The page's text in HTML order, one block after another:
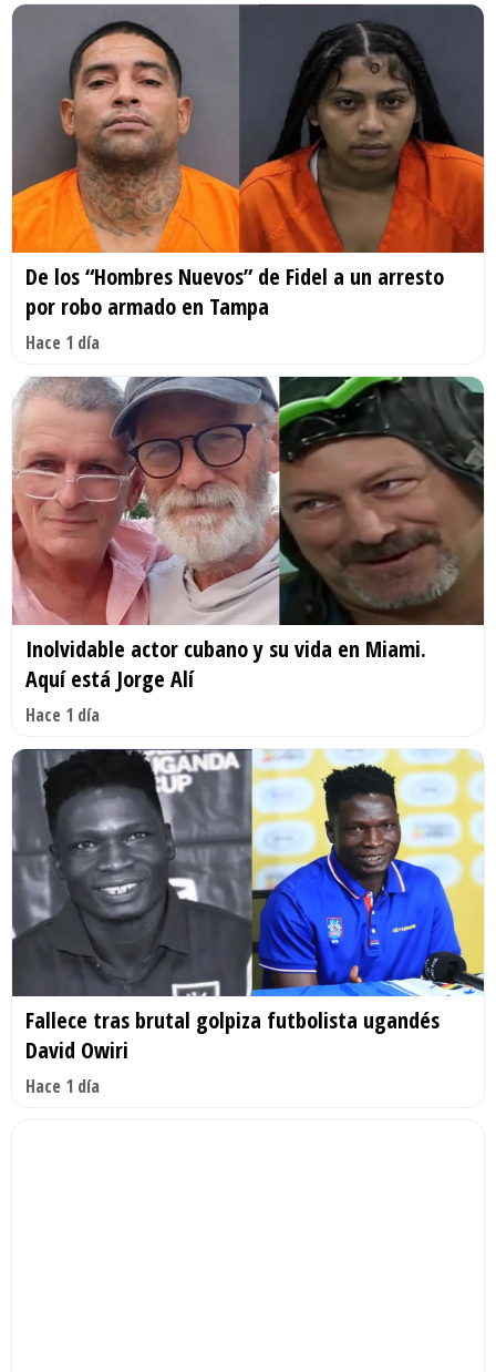
De los “Hombres Nuevos” de Fidel a un arresto
por robo armado en Tampa
Hace 1 día
Inolvidable actor cubano y su vida en Miami.
Aquí está Jorge Alí
Hace 1 día
Fallece tras brutal golpiza futbolista ugandés
David Owiri
Hace 1 día